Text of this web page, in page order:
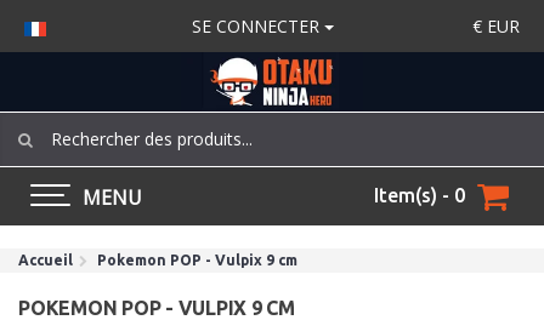
SE CONNECTER € EUR
MENU Item(s) - 0
Accueil Pokemon POP - Vulpix 9 cm
POKEMON POP - VULPIX 9 CM